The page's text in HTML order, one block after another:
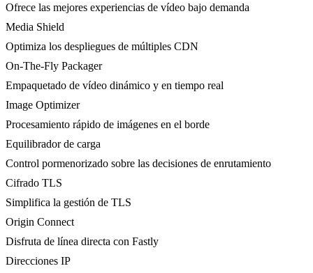
Ofrece las mejores experiencias de vídeo bajo demanda
Media Shield
Optimiza los despliegues de múltiples CDN
On-The-Fly Packager
Empaquetado de vídeo dinámico y en tiempo real
Image Optimizer
Procesamiento rápido de imágenes en el borde
Equilibrador de carga
Control pormenorizado sobre las decisiones de enrutamiento
Cifrado TLS
Simplifica la gestión de TLS
Origin Connect
Disfruta de línea directa con Fastly
Direcciones IP